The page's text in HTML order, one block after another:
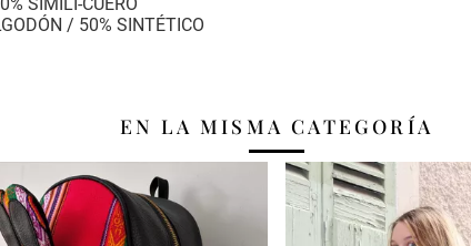
/ 50% SINTÉTICO
EN LA MISMA CATEGORÍA